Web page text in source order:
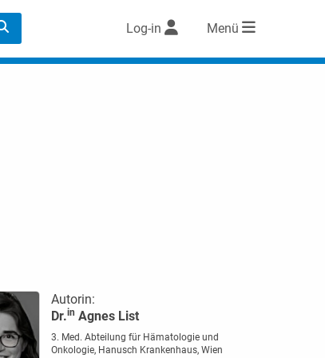
Log-in Menü
Autorin:
Dr.in Agnes List
3. Med. Abteilung für Hämatologie und
Onkologie, Hanusch Krankenhaus, Wien